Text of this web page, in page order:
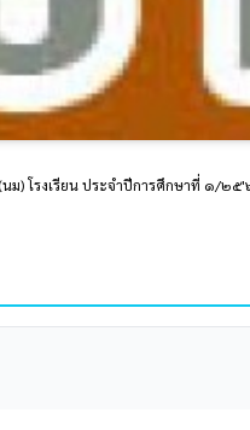
ม) โรงเรียน ประจำปีการศึกษาที่ ๑/